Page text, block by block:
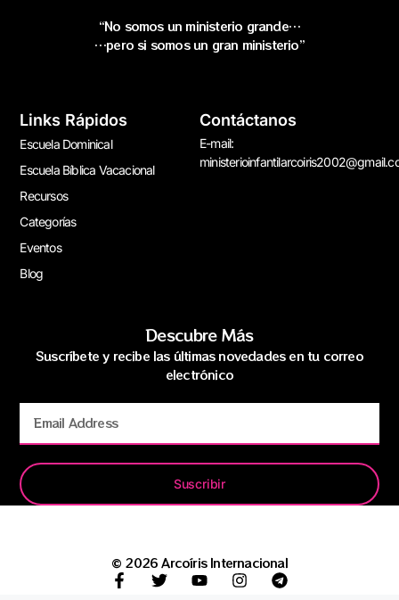
“No somos un ministerio grande…
…pero si somos un gran ministerio”
Links Rápidos
Escuela Dominical
Escuela Bíblica Vacacional
Recursos
Categorías
Eventos
Blog
Contáctanos
E-mail:
Descubre Más
Suscríbete y recibe las últimas novedades en tu correo
electrónico
Suscribir
© 2026 Arcoíris Internacional